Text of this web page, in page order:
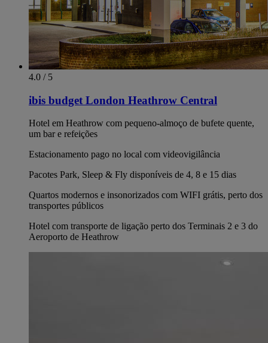
4.0 / 5
ibis budget London Heathrow Central
Hotel em Heathrow com pequeno-almoço de bufete quente,
um bar e refeições
Estacionamento pago no local com videovigilância
Pacotes Park, Sleep & Fly disponíveis de 4, 8 e 15 dias
Quartos modernos e insonorizados com WIFI grátis, perto dos
transportes públicos
Hotel com transporte de ligação perto dos Terminais 2 e 3 do
Aeroporto de Heathrow